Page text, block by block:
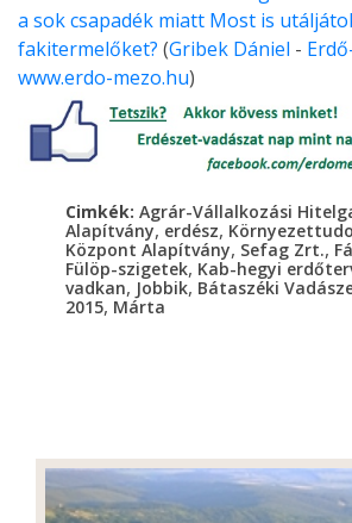
a sok csapadék miatt Most is
fakitermelőket? (Gribek Dániel -
www.erdo-mezo.hu)
Cimkék: Agrár-Vállalkozási
Alapítvány, erdész,
Központ Alapítvány, Sefag Zrt.,
Fülöp-szigetek, Kab-hegyi
vadkan, Jobbik, Bátaszéki
2015, Márta